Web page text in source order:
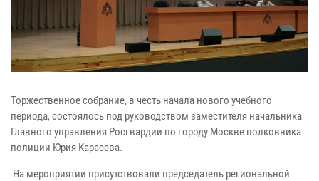
Торжественное собрание, в честь начала нового учебного
периода, состоялось под руководством заместителя начальника
Главного управления Росгвардии по городу Москве полковника
полиции Юрия Карасева.
На мероприятии присутствовали председатель региональной